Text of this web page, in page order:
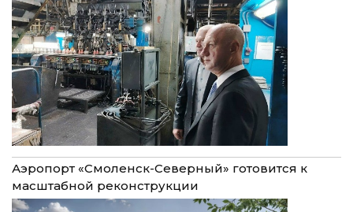
Аэропорт «Смоленск-Северный» готовится к
масштабной реконструкции